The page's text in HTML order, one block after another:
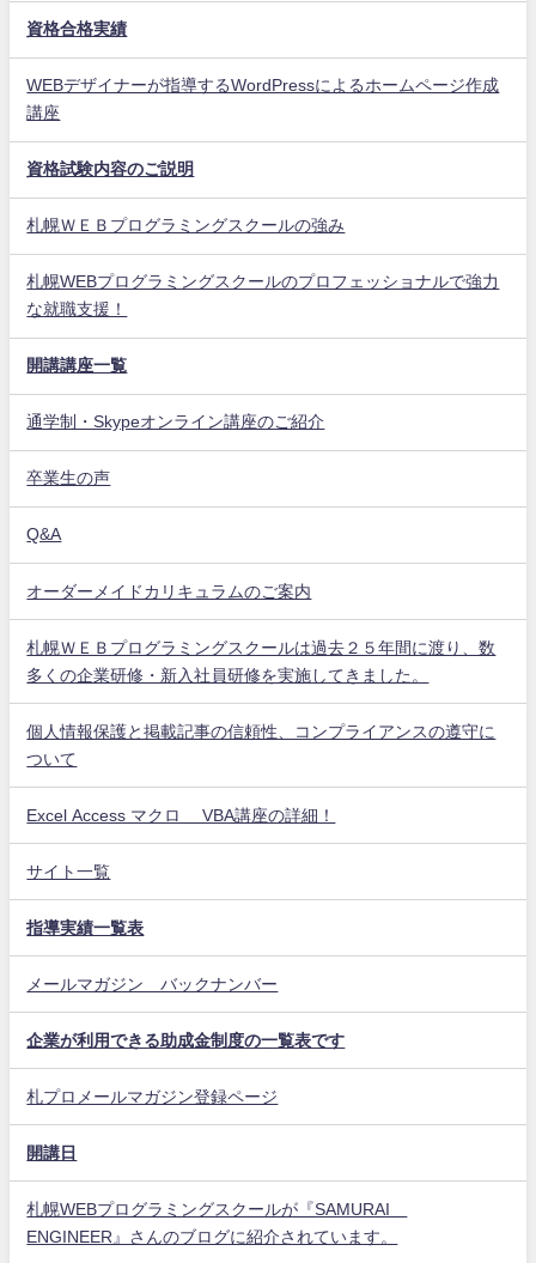
資格合格実績
WEBデザイナーが指導するWordPressによるホームページ作成
講座
資格試験内容のご説明
札幌ＷＥＢプログラミングスクールの強み
札幌WEBプログラミングスクールのプロフェッショナルで強力
な就職支援！
開講講座一覧
通学制・Skypeオンライン講座のご紹介
卒業生の声
Q&A
オーダーメイドカリキュラムのご案内
札幌ＷＥＢプログラミングスクールは過去２５年間に渡り、数
多くの企業研修・新入社員研修を実施してきました。
個人情報保護と掲載記事の信頼性、コンプライアンスの遵守に
ついて
Excel Access マクロ VBA講座の詳細！
サイト一覧
指導実績一覧表
メールマガジン バックナンバー
企業が利用できる助成金制度の一覧表です
札プロメールマガジン登録ページ
開講日
札幌WEBプログラミングスクールが『SAMURAI
ENGINEER』さんのブログに紹介されています。